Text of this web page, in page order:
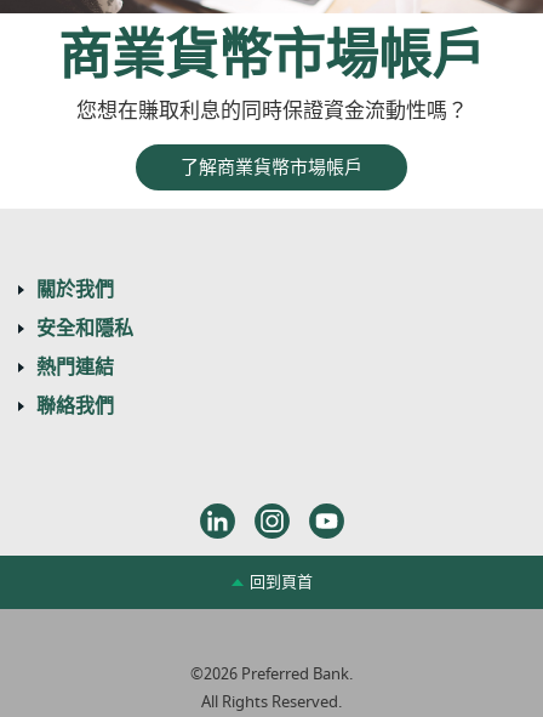
商業貨幣市場帳戶
您想在賺取利息的同時保證資金流動性嗎？
了解商業貨幣市場帳戶
關於我們
安全和隱私
熱門連結
聯絡我們
LinkedInInstagramYoutube
回到頁首
©2026 Preferred Bank.
All Rights Reserved.